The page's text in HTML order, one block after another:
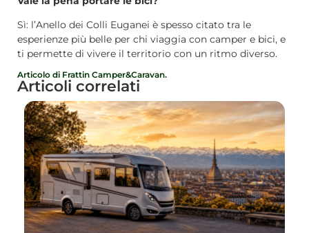
Sì: l’Anello dei Colli Euganei è spesso citato tra le
esperienze più belle per chi viaggia con camper e bici, e
ti permette di vivere il territorio con un ritmo diverso.
Articolo di Frattin Camper&Caravan.
Articoli correlati